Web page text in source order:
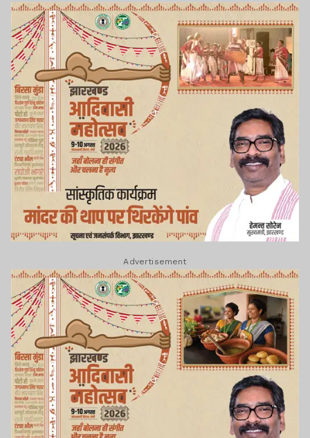
Advertisement